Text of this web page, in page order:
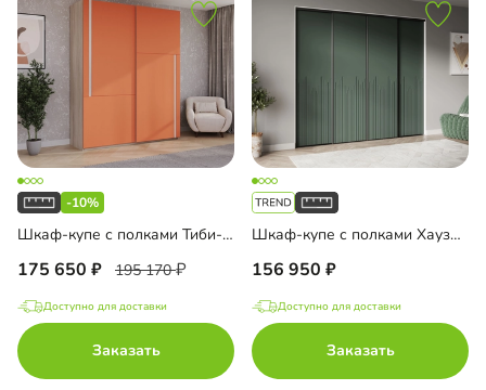
-10%
Шкаф-купе с полками Тиби-2-5
175 650 195 170
Доступно для доставки
Заказать
Шкаф-купе с полками Хаузен-4-1
156 950
Доступно для доставки
Заказать